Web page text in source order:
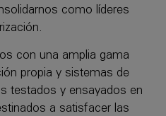
como líderes
con una amplia gama
propia y sistemas de
testados y ensayados en
a satisfacer las